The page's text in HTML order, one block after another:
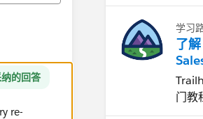
的回答
re-
学习
了
门教